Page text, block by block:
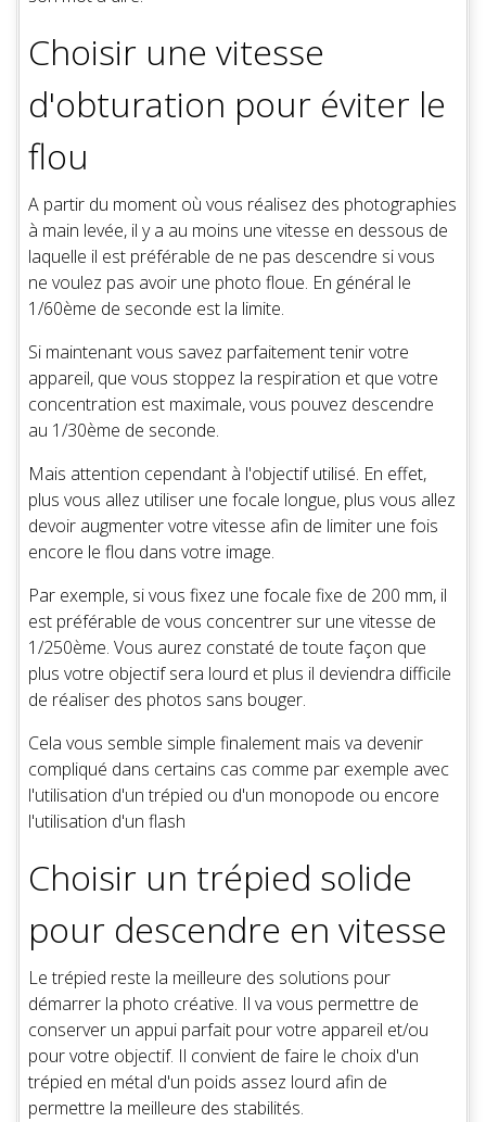
Choisir une vitesse
d'obturation pour éviter le
flou
A partir du moment où vous réalisez des photographies
à main levée, il y a au moins une vitesse en dessous de
laquelle il est préférable de ne pas descendre si vous
ne voulez pas avoir une photo floue. En général le
1/60ème de seconde est la limite.
Si maintenant vous savez parfaitement tenir votre
appareil, que vous stoppez la respiration et que votre
concentration est maximale, vous pouvez descendre
au 1/30ème de seconde.
Mais attention cependant à l'objectif utilisé. En effet,
plus vous allez utiliser une focale longue, plus vous allez
devoir augmenter votre vitesse afin de limiter une fois
encore le flou dans votre image.
Par exemple, si vous fixez une focale fixe de 200 mm, il
est préférable de vous concentrer sur une vitesse de
1/250ème. Vous aurez constaté de toute façon que
plus votre objectif sera lourd et plus il deviendra difficile
de réaliser des photos sans bouger.
Cela vous semble simple finalement mais va devenir
compliqué dans certains cas comme par exemple avec
l'utilisation d'un trépied ou d'un monopode ou encore
l'utilisation d'un flash
Choisir un trépied solide
pour descendre en vitesse
Le trépied reste la meilleure des solutions pour
démarrer la photo créative. Il va vous permettre de
conserver un appui parfait pour votre appareil et/ou
pour votre objectif. Il convient de faire le choix d'un
trépied en métal d'un poids assez lourd afin de
permettre la meilleure des stabilités.